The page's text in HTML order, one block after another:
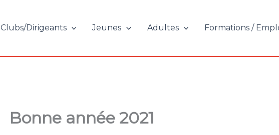
Clubs/Dirigeants Jeunes Adultes Formations /
Bonne année 2021